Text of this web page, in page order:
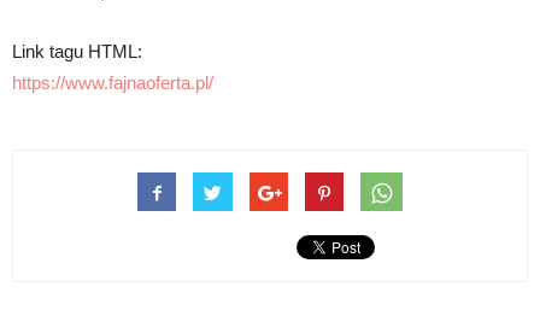
Link tagu HTML:
https://www.fajnaoferta.pl/